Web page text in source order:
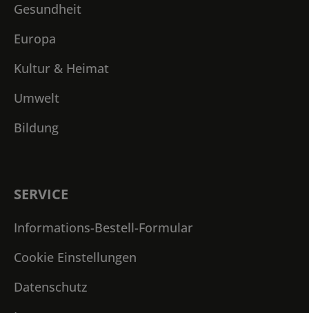
Gesundheit
Europa
Kultur & Heimat
Umwelt
Bildung
SERVICE
Informations-Bestell-Formular
Cookie Einstellungen
Datenschutz